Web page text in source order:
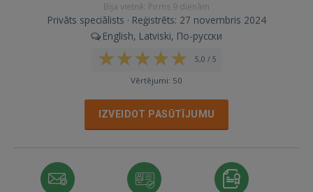
Bija vietnē: Pirms 9 dienām
Privāts speciālists · Reģistrēts: 27 novembris 2024
English, Latviski, По-русски
5,0 / 5
Vērtējumi: 50
IZVEIDOT PASŪTĪJUMU